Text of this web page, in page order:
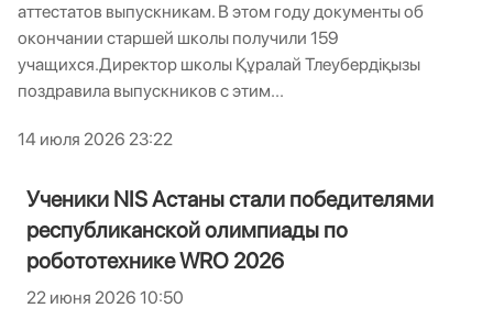
аттестатов выпускникам. В этом году документы об
окончании старшей школы получили 159
учащихся.Директор школы Құралай Тлеубердіқызы
поздравила выпускников с этим...
14 июля 2026 23:22
Ученики NIS Астаны стали победителями
республиканской олимпиады по
робототехнике WRO 2026
22 июня 2026 10:50